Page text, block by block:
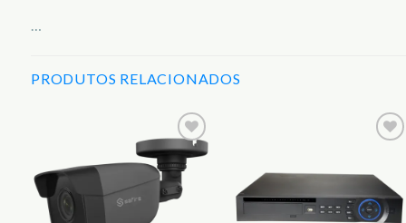
…
PRODUTOS RELACIONADOS
Adicionar
aos
Favoritos
Favoritos